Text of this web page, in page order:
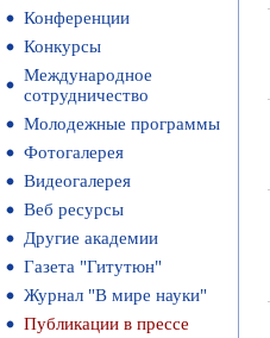
Конференции
Конкурсы
Международное
сотрудничество
Молодежные программы
Фотогалерея
Видеогалерея
Веб ресурсы
Другие академии
Газета "Гитутюн"
Журнал "В мире науки"
Публикации в прессе